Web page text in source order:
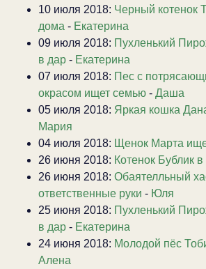
10 июля 2018: Черный котенок
дома - Екатерина
09 июля 2018: Пухленький
в дар - Екатерина
07 июля 2018: Пес с
окрасом ищет семью - Даша
05 июля 2018: Яркая кошка
Мария
04 июля 2018: Щенок Марта
26 июня 2018: Котенок Бублик
26 июня 2018: Обаятелльный
ответственные руки - Юля
25 июня 2018: Пухленький
в дар - Екатерина
24 июня 2018: Молодой пёс
Алена